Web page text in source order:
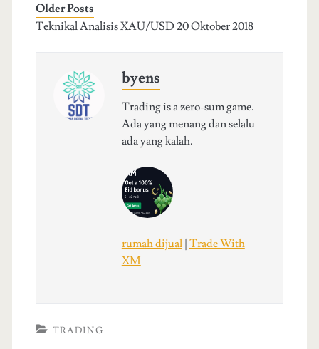
Older Posts
Teknikal Analisis XAU/USD 20 Oktober 2018
byens
Trading is a zero-sum game.
Ada yang menang dan selalu
ada yang kalah.
rumah dijual| Trade With
XM
TRADING